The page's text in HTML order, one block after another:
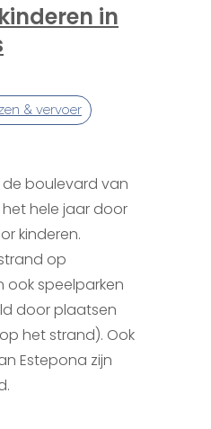
in
& vervoer
boulevard van
hele jaar door
kinderen.
op
ook speelparken
door plaatsen
het strand). Ook
Estepona zijn